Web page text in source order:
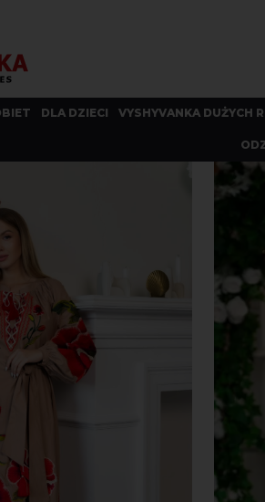
DLA DZIECI VYSHYVANKA DUŻYCH